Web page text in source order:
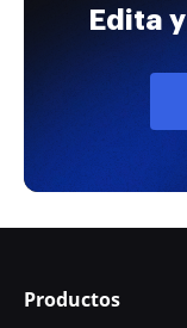
Edita
Productos